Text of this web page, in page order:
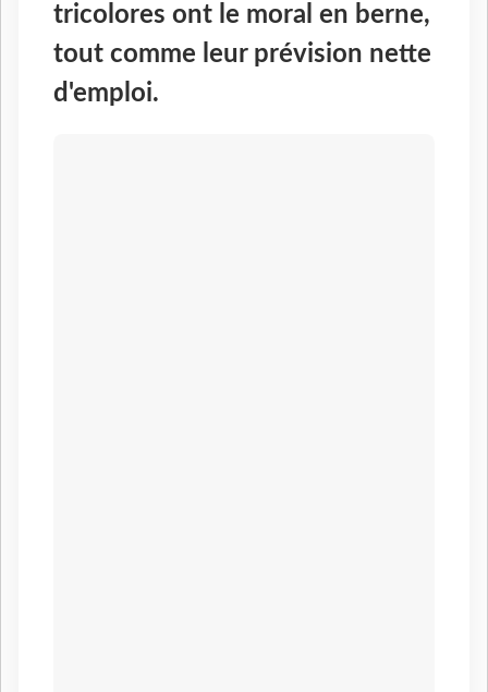
tricolores ont le moral en berne,
tout comme leur prévision nette
d'emploi.